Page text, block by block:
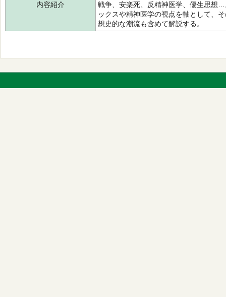
内容紹介
戦争、安楽死、反精神医学、優生思想
ックスや精神医学の視点を軸として、
想史的な潮流も含めて解説する。